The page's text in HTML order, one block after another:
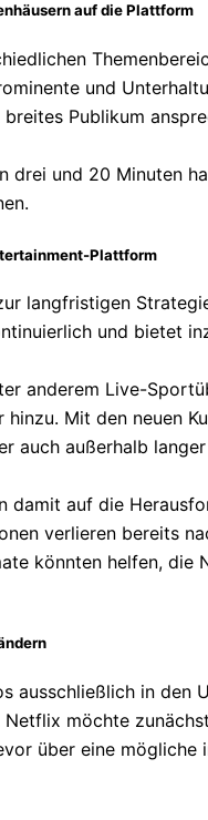
auf die Plattform
und
Publikum
drei und 20 Minuten
Plattform
langfristigen
und bietet
anderem Live-
hinzu. Mit den neuen
auch außerhalb
damit auf die
verlieren bereits
könnten helfen,
ausschließlich in den
möchte
über eine mögliche